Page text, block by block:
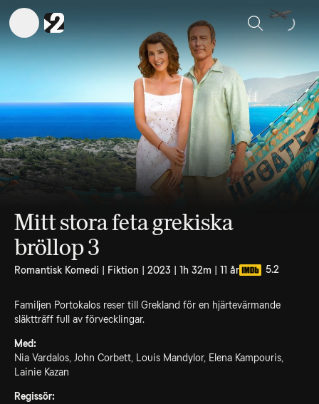
Sök
Mitt stora feta grekiska
bröllop 3
Romantisk Komedi | Fiktion | 2023 | 1h 32m | 11 år 5.2
Familjen Portokalos reser till Grekland för en hjärtevärmande
släktträff full av förvecklingar.
Med:
Nia Vardalos, John Corbett, Louis Mandylor, Elena Kampouris,
Lainie Kazan
Regissör: